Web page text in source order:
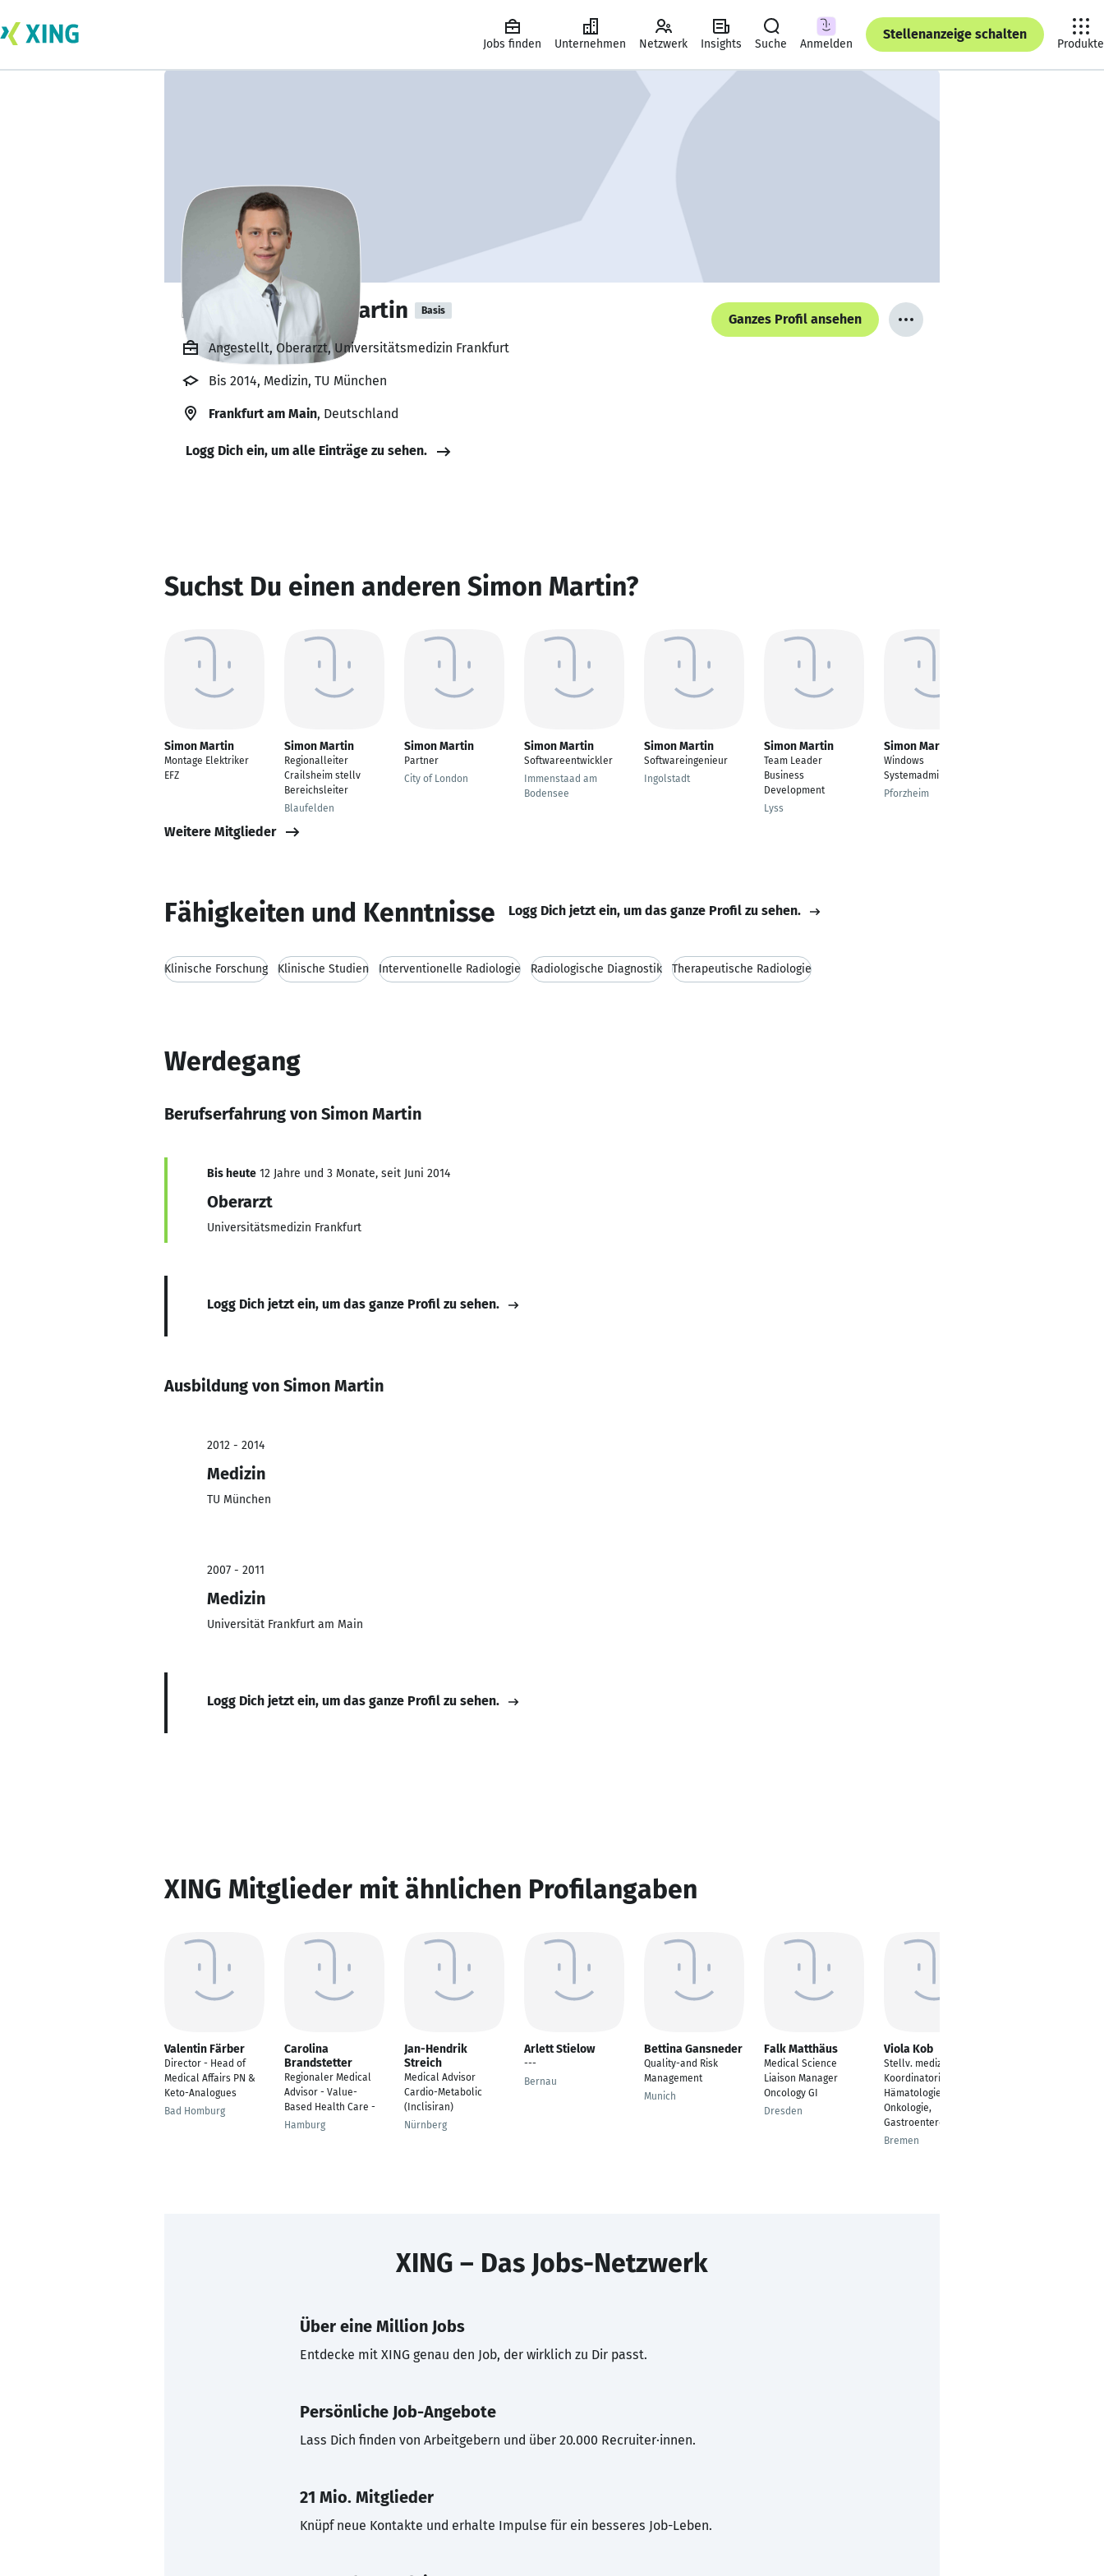
Jobs finden Unternehmen Netzwerk Insights Suche Anmelden
Stellenanzeige schalten
Produkte
Prof. Dr. Simon Martin Basis
Ganzes Profil ansehen
Angestellt, Oberarzt, Universitätsmedizin Frankfurt
Bis 2014, Medizin, TU München
Frankfurt am Main, Deutschland
Logg Dich ein, um alle Einträge zu sehen.
Suchst Du einen anderen Simon Martin?
Simon Martin
Montage Elektriker
EFZ
Simon Martin
Regionalleiter
Crailsheim stellv
Bereichsleiter
Blaufelden
Simon Martin
Partner
City of London
Simon Martin
Softwareentwickler
Immenstaad am
Bodensee
Simon Martin
Softwareingenieur
Ingolstadt
Simon Martin
Team Leader
Business
Development
Lyss
Simon Martin
Windows
Systemadministrator
Pforzheim
Weitere Mitglieder
Fähigkeiten und Kenntnisse Logg Dich jetzt ein, um das ganze Profil zu sehen.
Klinische Forschung Klinische Studien Interventionelle Radiologie Radiologische Diagnostik Therapeutische Radiologie
Werdegang
Berufserfahrung von Simon Martin
Bis heute 12 Jahre und 3 Monate, seit Juni 2014
Oberarzt
Universitätsmedizin Frankfurt
Logg Dich jetzt ein, um das ganze Profil zu sehen.
Ausbildung von Simon Martin
2012 - 2014
Medizin
TU München
2007 - 2011
Medizin
Universität Frankfurt am Main
Logg Dich jetzt ein, um das ganze Profil zu sehen.
XING Mitglieder mit ähnlichen Profilangaben
Valentin Färber
Director - Head of
Medical Affairs PN &
Keto-Analogues
Bad Homburg
Carolina
Brandstetter
Regionaler Medical
Advisor - Value-
Based Health Care -
Hamburg
Jan-Hendrik
Streich
Medical Advisor
Cardio-Metabolic
(Inclisiran)
Nürnberg
Arlett Stielow
---
Bernau
Bettina Gansneder
Quality-and Risk
Management
Munich
Falk Matthäus
Medical Science
Liaison Manager
Oncology GI
Dresden
Viola Kob
Stellv. medizinische
Koordinatorin MVZ
Hämatologie,
Onkologie,
Gastroenterologie
Bremen
XING – Das Jobs-Netzwerk
Über eine Million Jobs
Entdecke mit XING genau den Job, der wirklich zu Dir passt.
Persönliche Job-Angebote
Lass Dich finden von Arbeitgebern und über 20.000 Recruiter·innen.
21 Mio. Mitglieder
Knüpf neue Kontakte und erhalte Impulse für ein besseres Job-Leben.